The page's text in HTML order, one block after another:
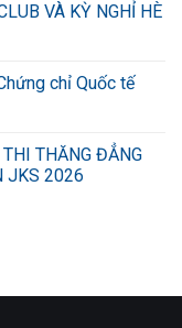
VÀ KỲ NGHỈ HÈ
chỉ Quốc tế
THĂNG ĐẲNG
JKS 2026